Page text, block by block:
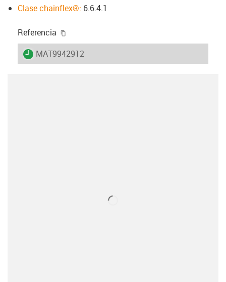
Clase chainflex®: 6.6.4.1
Referencia
igus-icon-lieferzeit
MAT9942912